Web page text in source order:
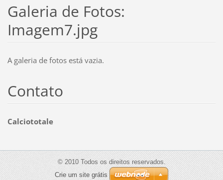
Galeria de Fotos:
Imagem7.jpg
A galeria de fotos está vazia.
Contato
Calciototale
© 2010 Todos os direitos reservados.
Crie um site grátis